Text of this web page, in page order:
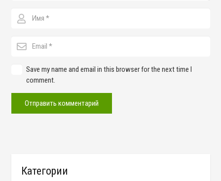
Save my name and email in this browser for the next time I
comment.
Отправить комментарий
Категории